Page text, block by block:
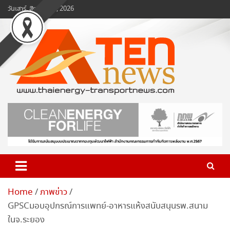
Skip
to
content
วันเสาร์, สิงหาคม 8, 2026
www.ten-news.com
ข่าวพลังงานและคมนาคม
Home ภาพข่าว
GPSCมอบอุปกรณ์การแพทย์-อาหารแห้งสนับสนุนรพ.สนาม
ในจ.ระยอง